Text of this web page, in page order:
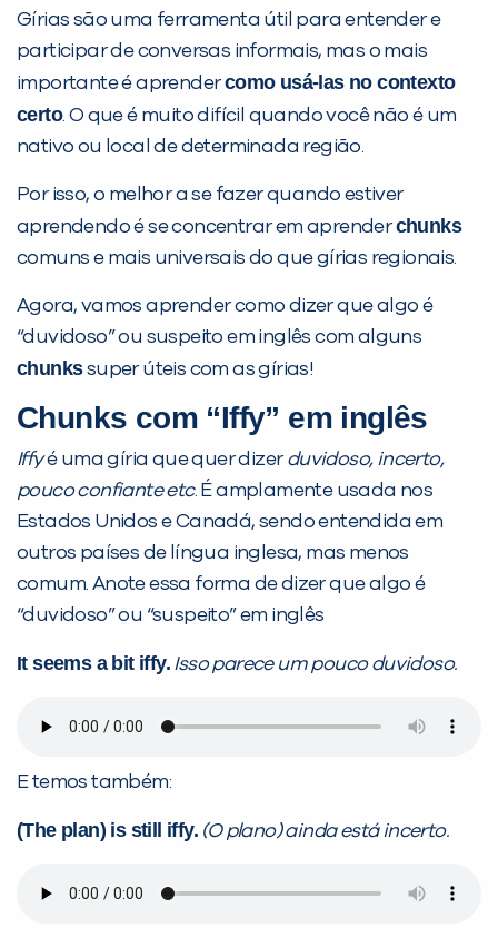
Gírias são uma ferramenta útil para entender e
participar de conversas informais, mas o mais
importante é aprendercomo usá-las no contexto
certo. O que é muito difícil quando você não é um
nativo ou local de determinada região.
Por isso, o melhor a se fazer quando estiver
aprendendo é se concentrar em aprenderchunks
comuns e mais universais do que gírias regionais.
Agora, vamos aprender como dizer que algo é
“duvidoso” ou suspeito em inglês com alguns
chunkssuper úteis com as gírias!
Chunks com “Iffy” em inglês
Iffyé uma gíria que quer dizerduvidoso, incerto,
pouco confiante etc. É amplamente usada nos
Estados Unidos e Canadá, sendo entendida em
outros países de língua inglesa, mas menos
comum. Anote essa forma de dizer que algo é
“duvidoso” ou “suspeito” em inglês
It seems a bit iffy. Isso parece um pouco duvidoso.
E temos também:
(The plan) is still iffy. (O plano) ainda está incerto.
com a:
Sim Não
VOLTAR